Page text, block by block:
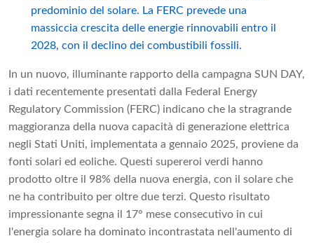
predominio del solare. La FERC prevede una
massiccia crescita delle energie rinnovabili entro il
2028, con il declino dei combustibili fossili.
In un nuovo, illuminante rapporto della campagna SUN DAY,
i dati recentemente presentati dalla Federal Energy
Regulatory Commission (FERC) indicano che la stragrande
maggioranza della nuova capacità di generazione elettrica
negli Stati Uniti, implementata a gennaio 2025, proviene da
fonti solari ed eoliche. Questi supereroi verdi hanno
prodotto oltre il 98% della nuova energia, con il solare che
ne ha contribuito per oltre due terzi. Questo risultato
impressionante segna il 17° mese consecutivo in cui
l'energia solare ha dominato incontrastata nell'aumento di